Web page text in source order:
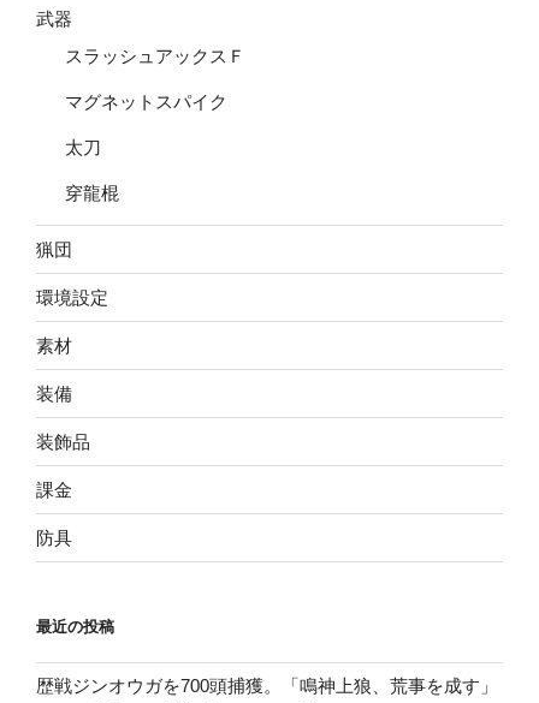
武器
スラッシュアックスＦ
マグネットスパイク
太刀
穿龍棍
猟団
環境設定
素材
装備
装飾品
課金
防具
最近の投稿
歴戦ジンオウガを700頭捕獲。「鳴神上狼、荒事を成す」